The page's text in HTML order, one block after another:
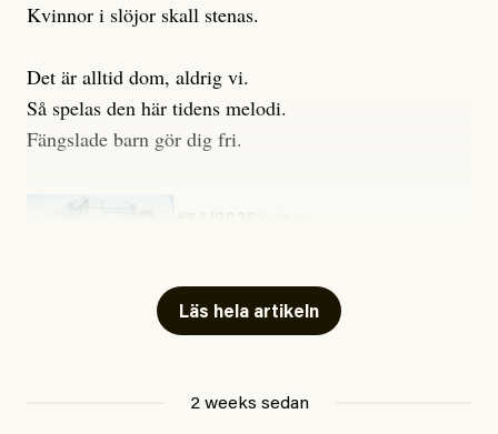
Kvinnor i slöjor skall stenas.
Det är alltid dom, aldrig vi.
Så spelas den här tidens melodi.
Fängslade barn gör dig fri.
Läs hela artikeln
2 weeks sedan